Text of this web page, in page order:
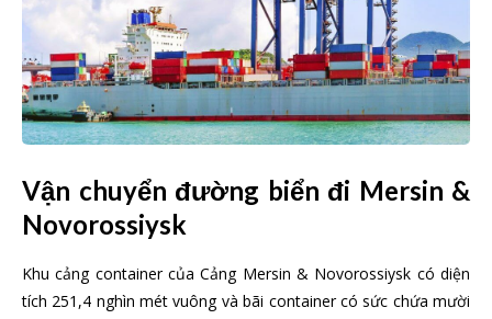
Vận chuyển đường biển đi Mersin &
Novorossiysk
Khu cảng container của Cảng Mersin & Novorossiysk có diện
tích 251,4 nghìn mét vuông và bãi container có sức chứa mười